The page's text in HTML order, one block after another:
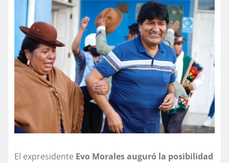
El expresidente Evo Morales auguró la posibilidad